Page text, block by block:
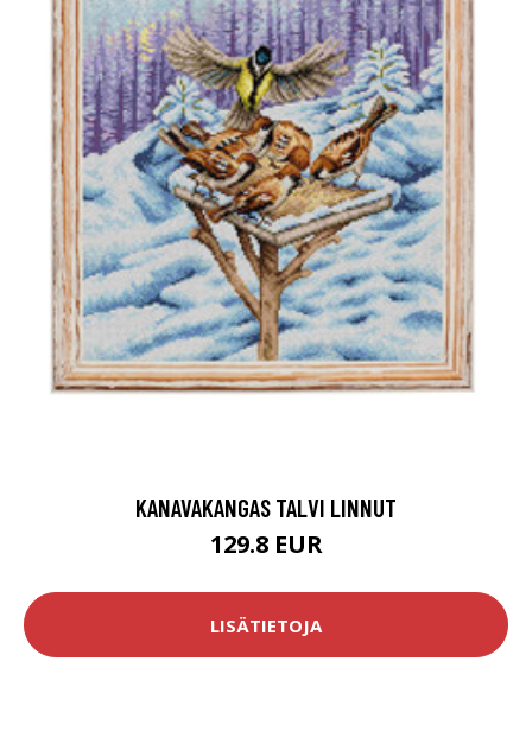
KANAVAKANGAS TALVI LINNUT
129.8 EUR
LISÄTIETOJA